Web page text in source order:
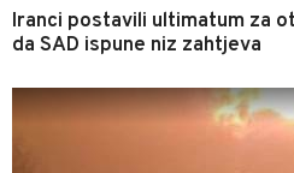
Iranci postavili ultimatum za
da SAD ispune niz zahtjeva